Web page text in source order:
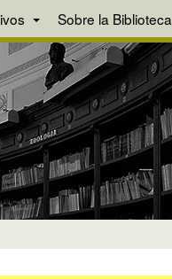
Sobre la Biblioteca